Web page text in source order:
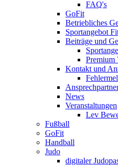
FAQ's
GoFit
Betriebliches
Sportangebot
Beiträge und
Premium
Kontakt und
News
Veranstaltungen
Lev
Fußball
GoFit
Handball
Judo
digitaler